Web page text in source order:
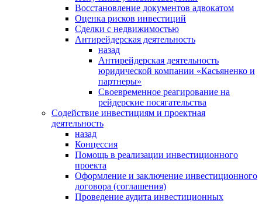
Восстановление документов адвокатом
Оценка рисков инвестиций
Сделки с недвижимостью
Антирейдерская деятельность
назад
Антирейдерская деятельность
юридической компании «Касьяненко и
партнеры»
Своевременное реагирование на
рейдерские посягательства
Содействие инвестициям и проектная
деятельность
назад
Концессия
Помощь в реализации инвестиционного
проекта
Оформление и заключение инвестиционного
договора (соглашения)
Проведение аудита инвестиционных